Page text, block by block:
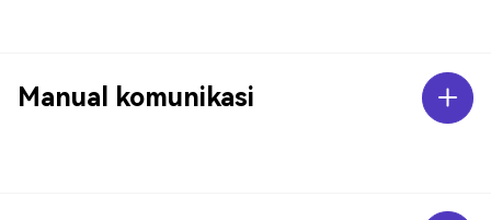
Manual komunikasi